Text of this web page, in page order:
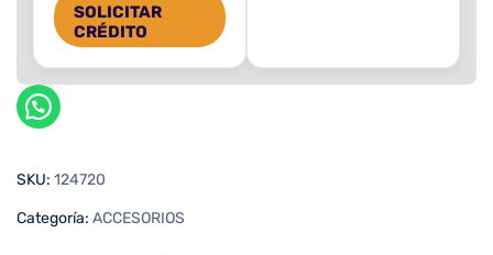
SOLICITAR
CRÉDITO
SKU: 124720
Categoría: ACCESORIOS